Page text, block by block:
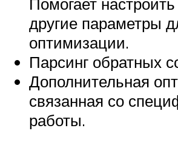
другие параметры
оптимизации.
Парсинг обратных
Дополнительная
связанная со
работы.